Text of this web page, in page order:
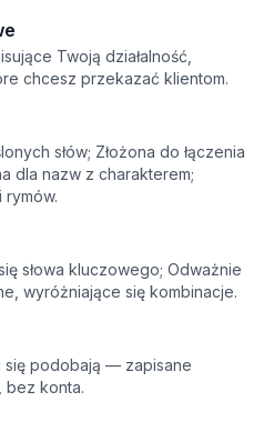
Twoją działalność,
chcesz przekazać klientom.
słów; Złożona do łączenia
dla nazw z charakterem;
słowa kluczowego; Odważnie
wyróżniające się kombinacje.
się podobają — zapisane
bez konta.